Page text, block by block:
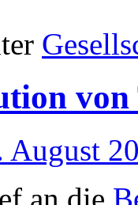
August
an die